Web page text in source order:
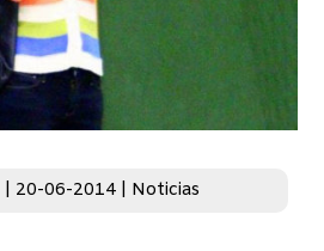
20-06-2014 Noticias